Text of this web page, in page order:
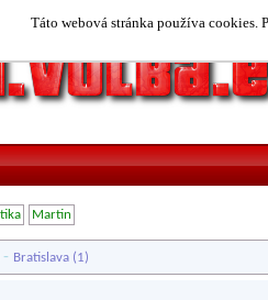
Táto webová stránka používa cookies.
Martin
- Bratislava (1)